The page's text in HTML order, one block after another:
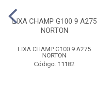
LIXA CHAMP G100 9 A275
NORTON
LIXA CHAMP G100 9 A275
NORTON
Código: 11182